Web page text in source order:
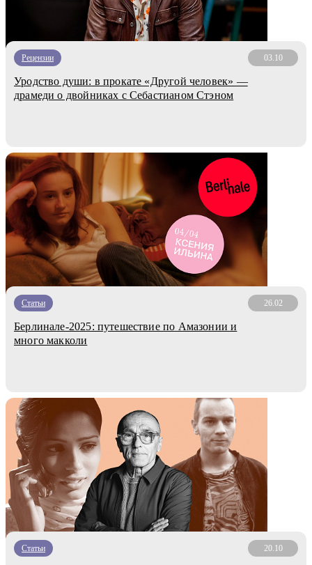
Рецензии 03.10
Уродство души: в прокате «Другой человек» —
драмеди о двойниках с Себастианом Стэном
Статьи 26.02
Берлинале-2025: путешествие по Амазонии и
много макколи
Статьи 20.10